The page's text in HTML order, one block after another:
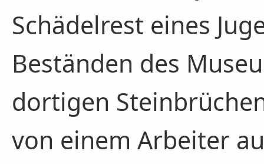
Schädelrest eines
Beständen des
dortigen
von einem Arbeiter